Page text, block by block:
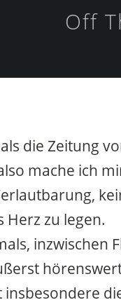
Off
die Zeitung
mache ich
Herz zu legen.
inzwischen